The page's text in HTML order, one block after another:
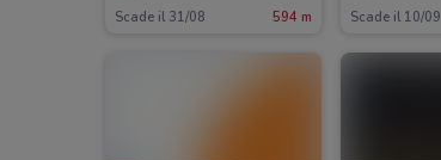
Scade il 31/08 594 m Scade il 10/09